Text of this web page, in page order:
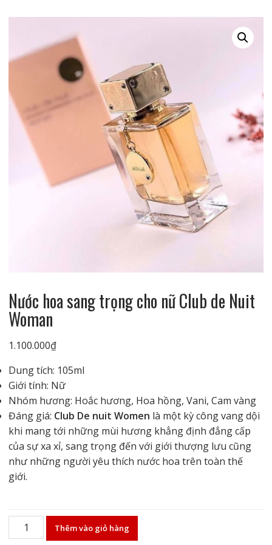
Nước hoa sang trọng cho nữ Club de Nuit
Woman
1.100.000₫
Dung tích: 105ml
Giới tính: Nữ
Nhóm hương: Hoắc hương, Hoa hồng, Vani, Cam vàng
Đáng giá: Club De nuit Women là một kỳ công vang dội
khi mang tới những mùi hương khẳng định đẳng cấp
của sự xa xỉ, sang trọng đến với giới thượng lưu cũng
như những người yêu thích nước hoa trên toàn thế
giới.
Nước
hoa
Thêm vào giỏ hàng